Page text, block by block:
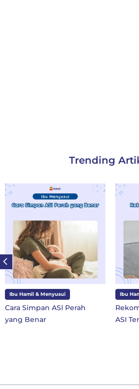
Trending
Ibu Hamil & Menyusui
Rekomendasi Cooler Bag
ASI Terbaik 2026